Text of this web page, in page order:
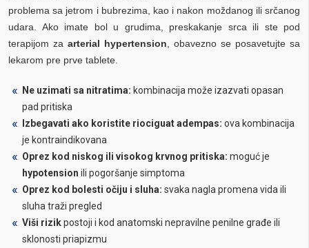
problema sa jetrom i bubrezima, kao i nakon moždanog ili srčanog
udara. Ako imate bol u grudima, preskakanje srca ili ste pod
terapijom za arterial hypertension , obavezno se posavetujte sa
lekarom pre prve tablete.
Ne uzimati sa nitratima: kombinacija može izazvati opasan
pad pritiska
Izbegavati ako koristite riociguat adempas: ova kombinacija
je kontraindikovana
Oprez kod niskog ili visokog krvnog pritiska: moguć je
hypotension ili pogoršanje simptoma
Oprez kod bolesti očiju i sluha: svaka nagla promena vida ili
sluha traži pregled
Viši rizikpostoji i kod anatomski nepravilne penilne građe ili
sklonosti priapizmu